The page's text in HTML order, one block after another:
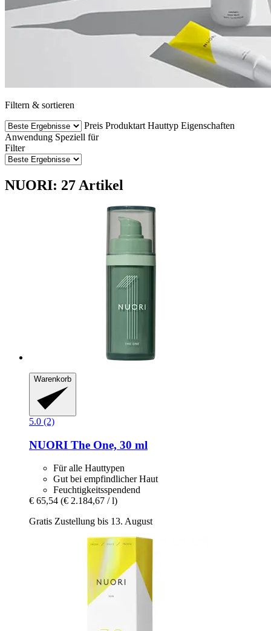
Filtern & sortieren
Preis Produktart Hauttyp Eigenschaften
Anwendung Speziell für
Filter
NUORI: 27 Artikel
Warenkorb
5.0 (2)
NUORI The One, 30 ml
Für alle Hauttypen
Gut bei empfindlicher Haut
Feuchtigkeitsspendend
€ 65,54 (€ 2.184,67 / l)
Gratis Zustellung bis 13. August